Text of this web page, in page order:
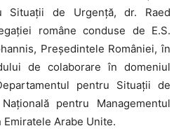
Situații de Urgență, dr. Raed
române conduse de E.S.
Președintele României, în
de colaborare în domeniul
pentru Situații de
pentru Managementul
Arabe Unite.